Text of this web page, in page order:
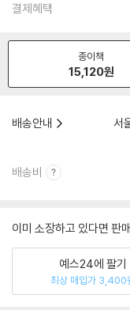
결제혜택
종이책
15,120원
배송안내
서
배송비
이미 소장하고 있다면 판
예스24에 팔기
최상 매입가 3,400